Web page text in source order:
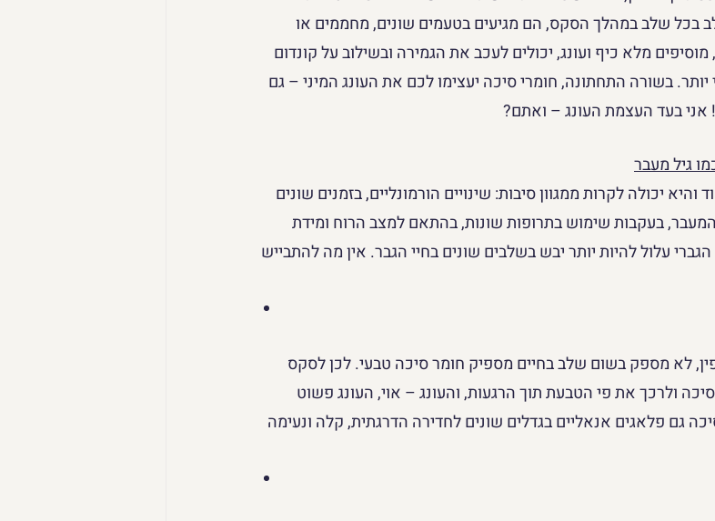
בכל שלב במהלך הסקס, הם מגיעים בטעמים שונים, מחממים או
מלא כיף ועונג, יכולים לעכב את הגמירה ובשילוב על קונדום
בשורה התחתונה, חומרי סיכה יעצימו לכם את העונג המיני – גם
אני בעד העצמת העונג – ואתם?
גיל מעבר
יכולה לקרות ממגוון סיבות: שינויים הורמונליים, בזמנים שונים
המעבר, בעקבות שימוש בתרופות שונות, בהתאם למצב הרוח ומידת
עלול להיות יותר יבש בשלבים שונים בחיי הגבר. אין מה להתבייש
לא מספק בשום שלב בחיים מספיק חומר סיכה טבעי. לכן לסקס
ולרכך את פי הטבעת תוך הרגעות, והעונג – אוי, העונג פשוט
גם פלאגים אנאליים בגדלים שונים לחדירה הדרגתית, קלה ונעימה